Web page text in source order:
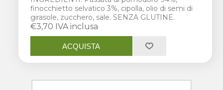
finocchietto selvatico 3%, cipolla, olio di semi di
girasole, zucchero, sale. SENZA GLUTINE.
€3,70 IVA inclusa
ACQUISTA